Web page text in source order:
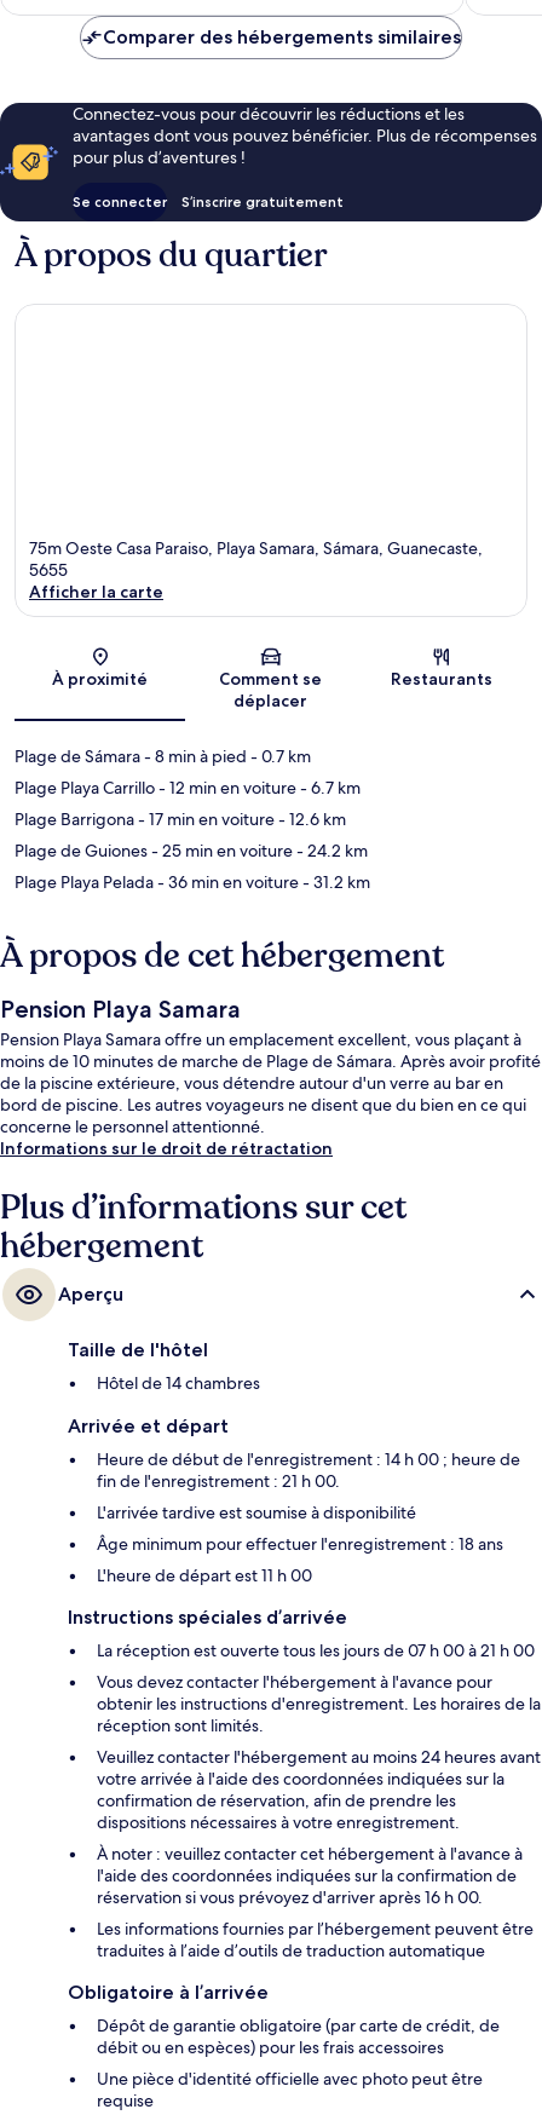
de
Comparer des hébergements similaires
Connectez-vous pour découvrir les réductions et les
avantages dont vous pouvez bénéficier. Plus de récompenses
pour plus d’aventures !
Se connecter S’inscrire gratuitement
À propos du quartier
75m Oeste Casa Paraiso, Playa Samara, Sámara, Guanecaste,
5655
Afficher la carte
À proximité
Comment se
déplacer
Restaurants
Plage de Sámara- 8 min à pied - 0.7 km
Plage Playa Carrillo- 12 min en voiture- 6.7 km
Plage Barrigona- 17 min en voiture- 12.6 km
Plage de Guiones- 25 min en voiture- 24.2 km
Plage Playa Pelada- 36 min en voiture- 31.2 km
À propos de cet hébergement
Pension Playa Samara
Pension Playa Samara offre un emplacement excellent, vous plaçant à
moins de 10 minutes de marche de Plage de Sámara. Après avoir profité
de la piscine extérieure, vous détendre autour d'un verre au bar en
bord de piscine. Les autres voyageurs ne disent que du bien en ce qui
concerne le personnel attentionné.
Informations sur le droit de rétractation
Plus d’informations sur cet
hébergement
Aperçu
Taille de l'hôtel
Hôtel de 14 chambres
Arrivée et départ
Heure de début de l'enregistrement : 14 h 00 ; heure de
fin de l'enregistrement : 21 h 00.
L'arrivée tardive est soumise à disponibilité
Âge minimum pour effectuer l'enregistrement : 18 ans
L'heure de départ est 11 h 00
Instructions spéciales d’arrivée
La réception est ouverte tous les jours de 07 h 00 à 21 h 00
Vous devez contacter l'hébergement à l'avance pour
obtenir les instructions d'enregistrement. Les horaires de la
réception sont limités.
Veuillez contacter l'hébergement au moins 24 heures avant
votre arrivée à l'aide des coordonnées indiquées sur la
confirmation de réservation, afin de prendre les
dispositions nécessaires à votre enregistrement.
À noter : veuillez contacter cet hébergement à l'avance à
l'aide des coordonnées indiquées sur la confirmation de
réservation si vous prévoyez d'arriver après 16 h 00.
Les informations fournies par l’hébergement peuvent être
traduites à l’aide d’outils de traduction automatique
Obligatoire à l’arrivée
Dépôt de garantie obligatoire (par carte de crédit, de
débit ou en espèces) pour les frais accessoires
Une pièce d'identité officielle avec photo peut être
requise